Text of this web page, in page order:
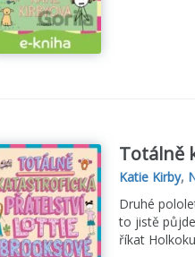
Totálně
Katie Kirby,
Druhé
to jistě
říkat